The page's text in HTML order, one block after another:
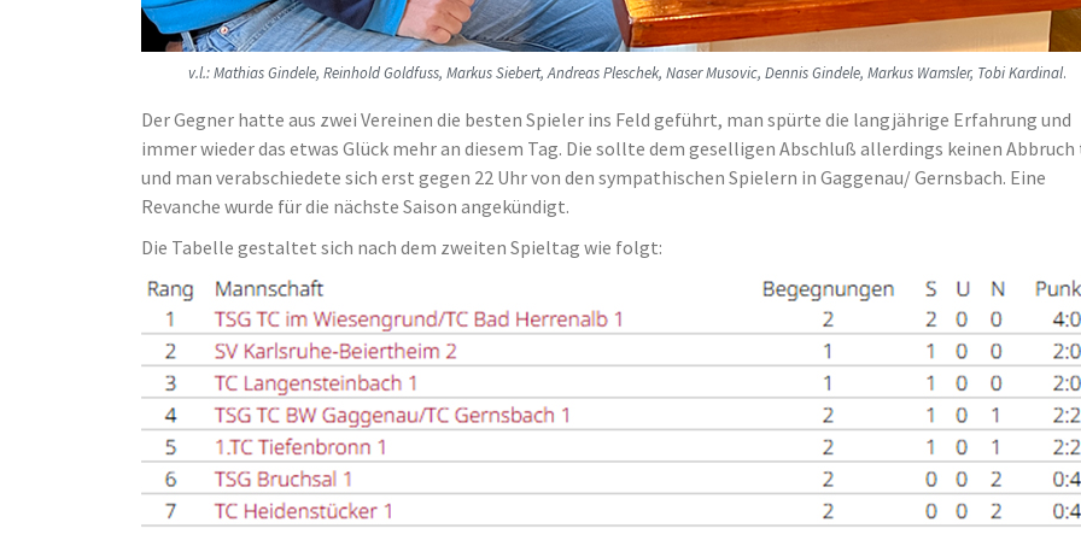
v.l.: Mathias Gindele, Reinhold Goldfuss, Markus Siebert, Andreas Pleschek, Naser Musovic, Dennis Gindele, Markus Wamsler, Tobi Kardinal.
Der Gegner hatte aus zwei Vereinen die besten Spieler ins Feld geführt, man spürte die langjährige Erfahrung und
immer wieder das etwas Glück mehr an diesem Tag. Die sollte dem geselligen Abschluß allerdings keinen
und man verabschiedete sich erst gegen 22 Uhr von den sympathischen Spielern in Gaggenau/ Gernsbach. Eine
Revanche wurde für die nächste Saison angekündigt.
Die Tabelle gestaltet sich nach dem zweiten Spieltag wie folgt: